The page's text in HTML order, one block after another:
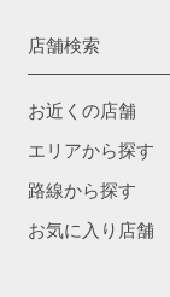
店舗検索
お近くの店舗
エリアから探す
路線から探す
お気に入り店舗